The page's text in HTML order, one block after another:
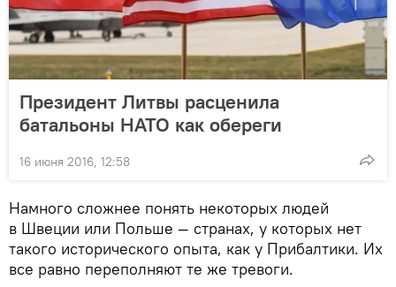
Президент Литвы расценила
батальоны НАТО как обереги
16 июня 2016, 12:58
Намного сложнее понять некоторых людей
в Швеции или Польше — странах, у которых нет
такого исторического опыта, как у Прибалтики. Их
все равно переполняют те же тревоги.